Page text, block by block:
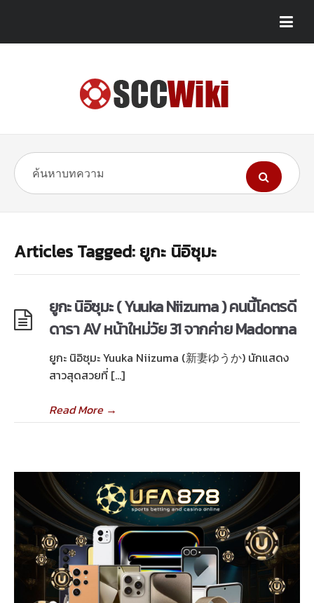
Articles Tagged: ยูกะ นิอิซุมะ
ยูกะ นิอิซุมะ ( Yuuka Niizuma ) คนนี้โคตรดี
ดารา AV หน้าใหม่วัย 31 จากค่าย Madonna
ยูกะ นิอิซุมะ Yuuka Niizuma (新妻ゆうか) นักแสดง
สาวสุดสวยที่ […]
Read More→